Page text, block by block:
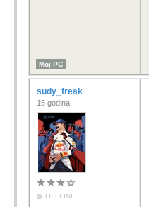
Moj PC
sudy_freak
15 godina
OFFLINE